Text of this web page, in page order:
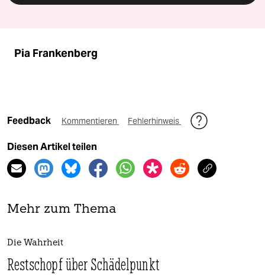
Pia Frankenberg
Feedback Kommentieren Fehlerhinweis
Diesen Artikel teilen
Mehr zum Thema
Die Wahrheit
Restschopf über Schädelpunkt